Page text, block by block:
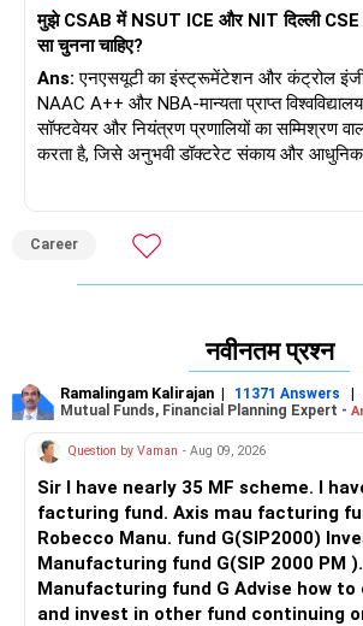
मुझे CSAB में NSUT ICE और NIT दिल्ली CSE
सा चुनना चाहिए?
Ans: एनएसयूटी का इंस्ट्रूमेंटेशन और कंट्रोल
NAAC A++ और NBA-मान्यता प्राप्त विश्वविद्यालय
सॉफ्टवेयर और नियंत्रण प्रणालियों का सम्मिश्रण
करता है, जिसे अनुभवी डॉक्टरेट संकाय और आधुनिक
समर्थन प्राप्त है। पिछले तीन वर्षों में, लगभग 85%
विकास, डेटा विश्लेषण और हार्डवेयर इंजीनियरिंग
हासिल किया है। एनआईटी दिल्ली की CSE शाखा,
NBA-मान्यता प्राप्त है, अच्छी तरह से सुसज्जित
जो 95+ कंपनियों द्वारा उद्योग में मजबूत जुड़ाव को
सिफारिश: उच्च प्लेसमेंट स्थिरता, बेहतर औसत
इंजीनियरिंग में अंतःविषय विशेषज्ञता चाहते हैं, जिसमें
कोर व तकनीकी भूमिकाओं का मिश्रण हो, तो NSUT
भविष्य के लिए शुभकामनाएँ!
"करियर | पैसा | स्वास्थ्य | रिश्ते" के बारे में अधिक
RediffGURUS को फ़ॉलो करें।
Career
नवीनतम प्रश्न
Ramalingam Kalirajan | 11371 Answers |
Mutual Funds, Financial Planning Expert -
Question by Vaman - Aug 09, 2026
Sir I have nearly 35 MF scheme. I have 4 Manu
facturing fund. Axis mau facturing fund.. Canara
Robecco Manu. fund G(SIP2000)
Manufacturing fund G(SIP 2000 PM ). ICICI
Manufacturing fund G Advise how to cut
and invest in other fund continuing